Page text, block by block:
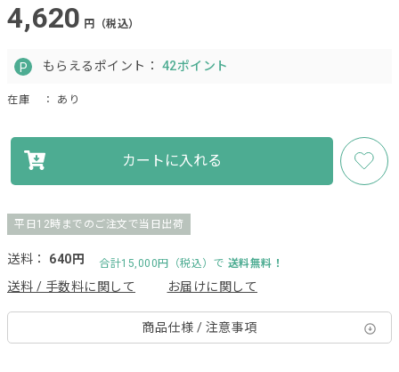
4,620 円（税込）
もらえるポイント： 42ポイント
在庫 ： あり
カートに入れる
平日12時までのご注文で当日出荷
送料： 640円 合計15,000円（税込）で 送料無料！
送料 / 手数料に関して お届けに関して
商品仕様 / 注意事項